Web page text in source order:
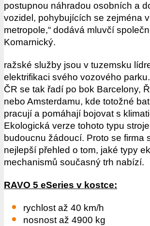
postupnou náhradou osobních a
vozidel, pohybujících se zejména
metropole,“ dodává mluvčí
Komarnický.
ražské služby jsou v tuzemsku
elektrifikaci svého vozového
ČR se tak řadí po bok Barcelony,
nebo Amsterdamu, kde totožné
pracují a pomáhají bojovat s
Ekologická verze tohoto typu
budoucnu žádoucí. Proto se firma
nejlepší přehled o tom, jaké typy
mechanismů současný trh nabízí.
RAVO 5 eSeries v kostce:
rychlost až 40 km/h
nosnost až 4900 kg